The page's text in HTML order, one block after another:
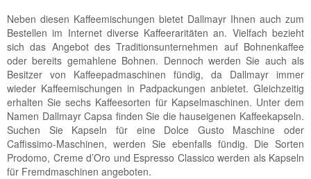
Neben diesen Kaffeemischungen bietet Dallmayr Ihnen auch zum
Bestellen im Internet diverse Kaffeeraritäten an. Vielfach bezieht
sich das Angebot des Traditionsunternehmen auf Bohnenkaffee
oder bereits gemahlene Bohnen. Dennoch werden Sie auch als
Besitzer von Kaffeepadmaschinen fündig, da Dallmayr immer
wieder Kaffeemischungen in Padpackungen anbietet. Gleichzeitig
erhalten Sie sechs Kaffeesorten für Kapselmaschinen. Unter dem
Namen Dallmayr Capsa finden Sie die hauseigenen Kaffeekapseln.
Suchen Sie Kapseln für eine Dolce Gusto Maschine oder
Caffissimo-Maschinen, werden Sie ebenfalls fündig. Die Sorten
Prodomo, Creme d’Oro und Espresso Classico werden als Kapseln
für Fremdmaschinen angeboten.